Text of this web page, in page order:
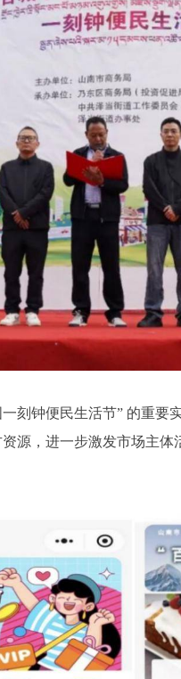
刻钟便民生活节” 的重要
源，进一步激发市场主